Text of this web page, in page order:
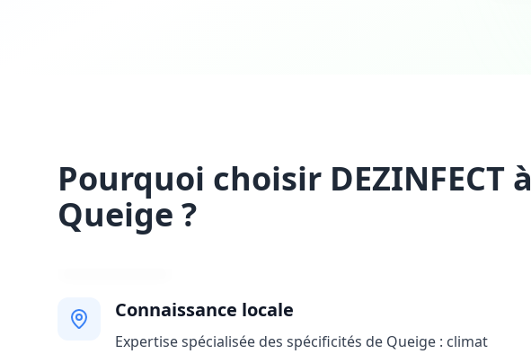
Pourquoi choisir DEZINFECT à
Queige ?
Connaissance locale
Expertise spécialisée des spécificités de Queige : climat